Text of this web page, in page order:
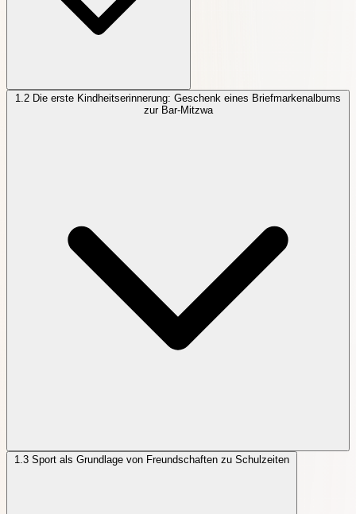
1.2 Die erste Kindheitserinnerung: Geschenk eines Briefmarkenalbums
zur Bar-Mitzwa
1.3 Sport als Grundlage von Freundschaften zu Schulzeiten